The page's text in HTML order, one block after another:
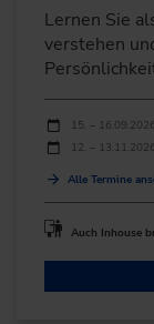
Lernen Sie
verstehen
Durchführungen
Veranstaltungsdatum
15. – 16.09.2026
12. – 13.11.2026
Alle Termine
Auch Inhouse